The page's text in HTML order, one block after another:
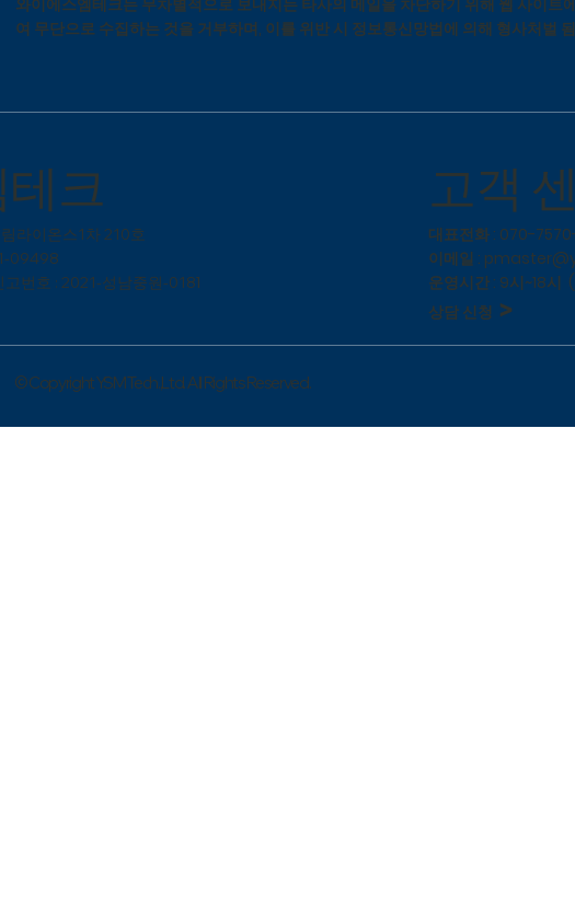
여 무단으로 수집하는 것을 거부하며, 이를 위반 시 정보통신망법에 의해 형사처벌
크
라이온스1차 210호
09498
번호 : 2021-성남중원-0181
고객
대표전화 : 070-
이메일 :
운영시간 : 9시~18시
상담 신청 >
© Copyright YSM Tech.,Ltd. All Rights Reserved.